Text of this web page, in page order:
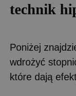
technik
Poniżej
wdrożyć
które dają